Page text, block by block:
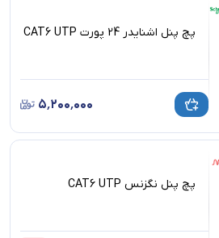
پچ پنل اشنایدر 24 پورت CAT6 UTP
۵٬۲۰۰٬۰۰۰
پچ پنل نگزنس CAT6 UTP